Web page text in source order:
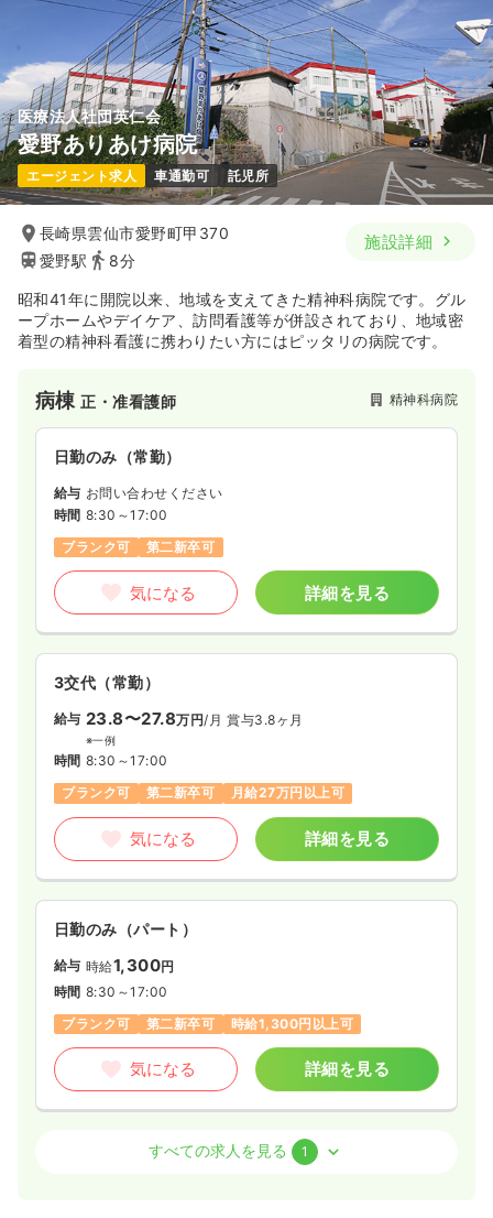
土日祝休み
月給24万円以上可
気になる 詳細を見る
医療法人社団英仁会
愛野ありあけ病院
エージェント求人 車通勤可 託児所
長崎県雲仙市愛野町甲370
愛野駅
8分
施設詳細
昭和41年に開院以来、地域を支えてきた精神科病院です。グル
ープホームやデイケア、訪問看護等が併設されており、地域密
着型の精神科看護に携わりたい方にはピッタリの病院です。
病棟正・准看護師 精神科病院
日勤のみ（常勤）
給与 お問い合わせください
時間 8:30～17:00
ブランク可
第二新卒可
気になる 詳細を見る
3交代（常勤）
給与 23.8〜27.8万円/月 賞与3.8ヶ月
※一例
時間 8:30～17:00
ブランク可
第二新卒可 月給27万円以上可
気になる 詳細を見る
日勤のみ（パート）
給与 時給1,300円
時間 8:30～17:00
ブランク可
第二新卒可 時給1,300円以上可
気になる 詳細を見る
正・准看護師
すべての求人を見る 1